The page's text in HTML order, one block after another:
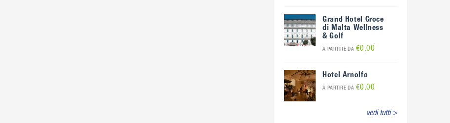
Grand Hotel Croce
di Malta Wellness
& Golf
A PARTIRE DA €0,00
Hotel Arnolfo
A PARTIRE DA €0,00
vedi tutti >